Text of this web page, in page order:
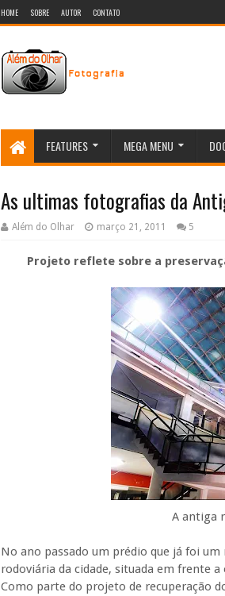
HOME SOBRE AUTOR CONTATO
FEATURES MEGA MENU
As ultimas fotografias da
Além do Olhar março 21, 2011 5
Projeto reflete sobre a
A antiga
No ano passado um prédio que já foi
rodoviária da cidade, situada em frente a
Como parte do projeto de recuperação